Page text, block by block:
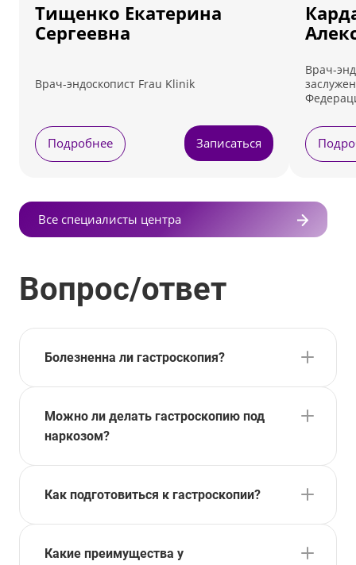
Тищенко Екатерина
Сергеевна
Врач-эндоскопист Frau Klinik
Подробнее Записаться
Врач-
Все специалисты центра
Вопрос/ответ
Болезненна ли гастроскопия?
Можно ли делать гастроскопию под
наркозом?
Как подготовиться к гастроскопии?
Какие преимущества у